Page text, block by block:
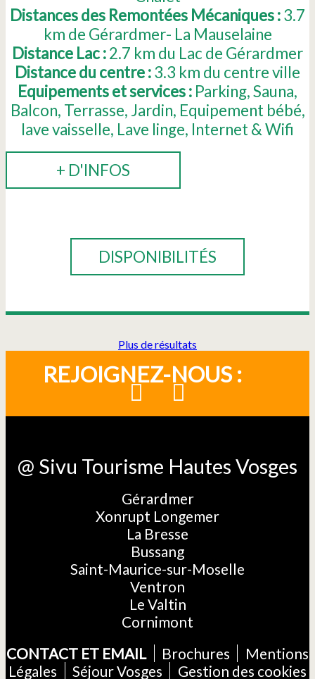
Distances des Remontées Mécaniques :3.7
km de Gérardmer- La Mauselaine
Distance Lac :2.7 km du Lac de Gérardmer
Distance du centre :3.3 km du centre ville
Equipements et services : Parking Sauna
Balcon Terrasse Jardin Equipement bébé
lave vaisselle Lave linge Internet & Wifi
+ D'INFOS
DISPONIBILITÉS
Plus de résultats
REJOIGNEZ-NOUS :
@ Sivu Tourisme Hautes Vosges
Gérardmer
Xonrupt Longemer
La Bresse
Bussang
Saint-Maurice-sur-Moselle
Ventron
Le Valtin
Cornimont
CONTACT ET EMAIL
Brochures
Mentions
Légales
Séjour Vosges Gestion des cookies